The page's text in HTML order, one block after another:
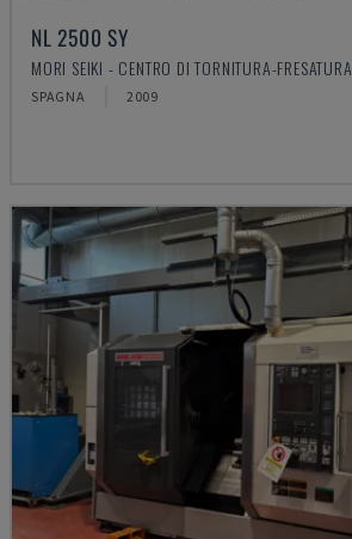
NL 2500 SY
MORI SEIKI - CENTRO DI TORNITURA-FRESATURA
SPAGNA 2009